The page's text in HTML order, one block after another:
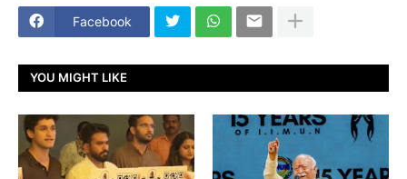
Facebook
YOU MIGHT LIKE